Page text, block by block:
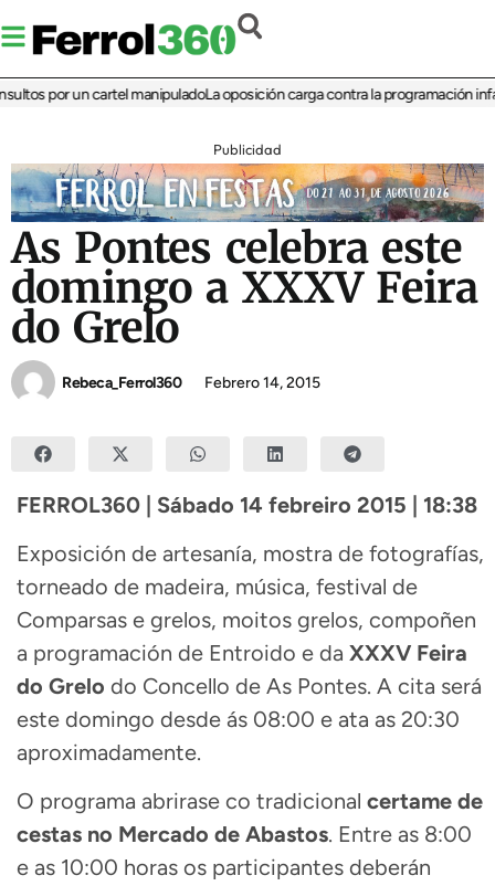
por un cartel manipuladoLa oposición carga contra la programación
Publicidad
As Pontes celebra este
domingo a XXXV Feira
do Grelo
Rebeca_Ferrol360 Febrero 14, 2015
FERROL360 | Sábado 14 febreiro 2015 | 18:38
Exposición de artesanía, mostra de fotografías,
torneado de madeira, música, festival de
Comparsas e grelos, moitos grelos, compoñen
a programación de Entroido e da XXXV Feira
do Grelo do Concello de As Pontes. A cita será
este domingo desde ás 08:00 e ata as 20:30
aproximadamente.
O programa abrirase co tradicional certame de
cestas no Mercado de Abastos. Entre as 8:00
e as 10:00 horas os participantes deberán